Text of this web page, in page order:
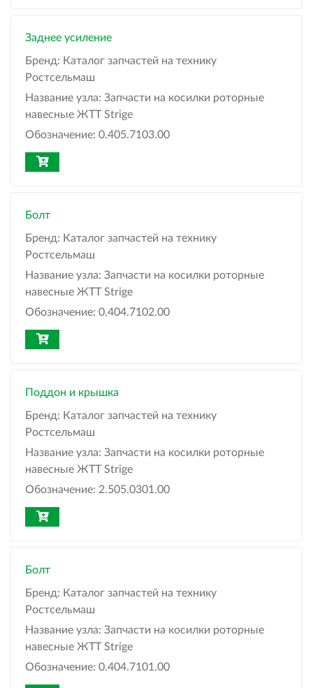
Заднее усиление
Бренд: Каталог запчастей на технику
Ростсельмаш
Название узла: Запчасти на косилки роторные
навесные ЖТТ Strige
Обозначение: 0.405.7103.00
Болт
Бренд: Каталог запчастей на технику
Ростсельмаш
Название узла: Запчасти на косилки роторные
навесные ЖТТ Strige
Обозначение: 0.404.7102.00
Поддон и крышка
Бренд: Каталог запчастей на технику
Ростсельмаш
Название узла: Запчасти на косилки роторные
навесные ЖТТ Strige
Обозначение: 2.505.0301.00
Болт
Бренд: Каталог запчастей на технику
Ростсельмаш
Название узла: Запчасти на косилки роторные
навесные ЖТТ Strige
Обозначение: 0.404.7101.00